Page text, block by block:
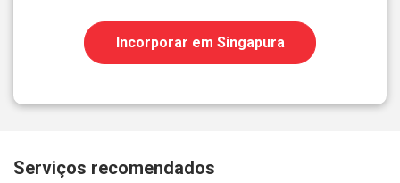
Incorporar em Singapura
Serviços recomendados